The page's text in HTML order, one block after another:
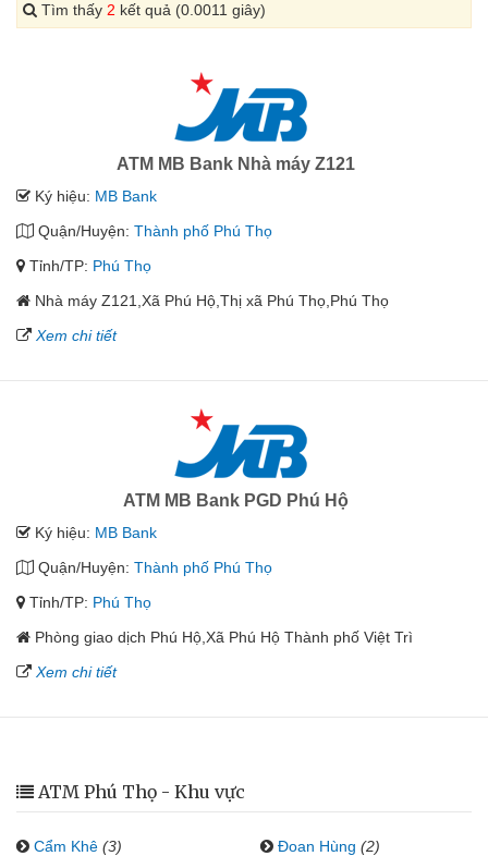
Tìm thấy 2 kết quả (0.0011 giây)
ATM MB Bank Nhà máy Z121
Ký hiệu: MB Bank
Quận/Huyện: Thành phố Phú Thọ
Tỉnh/TP: Phú Thọ
Nhà máy Z121,Xã Phú Hộ,Thị xã Phú Thọ,Phú Thọ
Xem chi tiết
ATM MB Bank PGD Phú Hộ
Ký hiệu: MB Bank
Quận/Huyện: Thành phố Phú Thọ
Tỉnh/TP: Phú Thọ
Phòng giao dịch Phú Hộ,Xã Phú Hộ Thành phố Việt Trì
Xem chi tiết
ATM Phú Thọ - Khu vực
Cẩm Khê (3) Đoan Hùng (2)